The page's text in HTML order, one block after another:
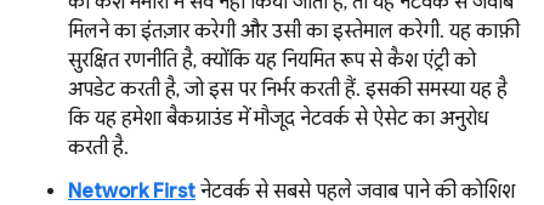
मिलने का इंतज़ार करेगी और उसी का इस्तेमाल करेगी. यह काफ़ी
सुरक्षित रणनीति है, क्योंकि यह नियमित रूप से कैश एंट्री को
अपडेट करती है, जो इस पर निर्भर करती हैं. इसकी समस्या यह है
कि यह हमेशा बैकग्राउंड में मौजूद नेटवर्क से ऐसेट का अनुरोध
करती है.
Network First नेटवर्क से सबसे पहले जवाब पाने की कोशिश